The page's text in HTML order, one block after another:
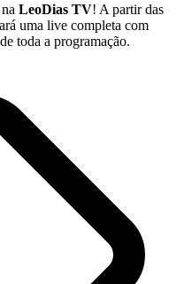
LeoDias TV! A partir das
uma live completa com
toda a programação.